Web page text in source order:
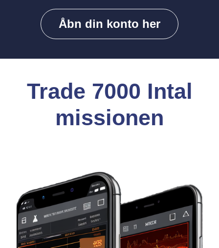
Åbn din konto her
Trade 7000 Intal
missionen